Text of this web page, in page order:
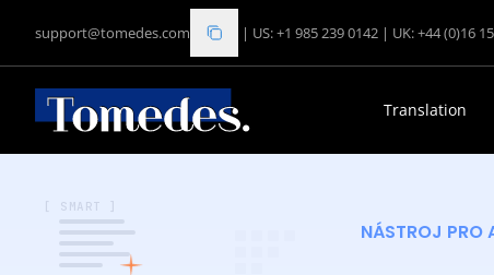
support@tomedes.com | US: +1 985 239 0142 | UK: +44 (0)16
Translation
[ SMART ]
NÁSTROJ PRO